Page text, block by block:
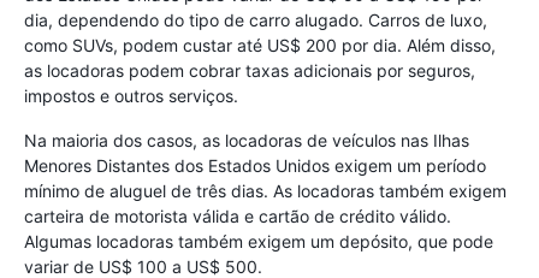
dia, dependendo do tipo de carro alugado. Carros de luxo,
como SUVs, podem custar até US$ 200 por dia. Além disso,
as locadoras podem cobrar taxas adicionais por seguros,
impostos e outros serviços.
Na maioria dos casos, as locadoras de veículos nas Ilhas
Menores Distantes dos Estados Unidos exigem um período
mínimo de aluguel de três dias. As locadoras também exigem
carteira de motorista válida e cartão de crédito válido.
Algumas locadoras também exigem um depósito, que pode
variar de US$ 100 a US$ 500.